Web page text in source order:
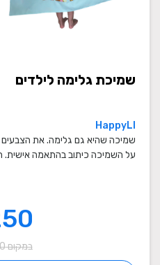
שמיכת גלימה לילדים
HappyLI
שמיכה שהיא גם גלימה. את הצבעים
על השמיכה כיתוב בהתאמה אישית.
במקום 320 ₪